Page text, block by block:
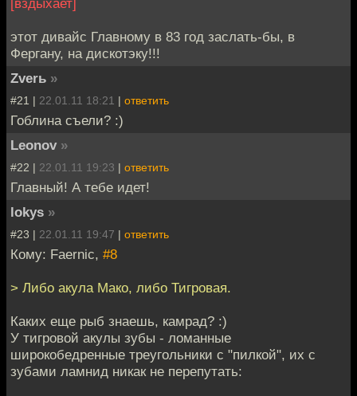
[вздыхает]
этот дивайс Главному в 83 год заслать-бы, в
Фергану, на дискотэку!!!
Zverь »
#21 | 22.01.11 18:21 | ответить
Гоблина съели? :)
Leonov »
#22 | 22.01.11 19:23 | ответить
Главный! А тебе идет!
lokys »
#23 | 22.01.11 19:47 | ответить
Кому: Faernic, #8
> Либо акула Мако, либо Тигровая.
Каких еще рыб знаешь, камрад? :)
У тигровой акулы зубы - ломанные
широкобедренные треугольники с "пилкой", их с
зубами ламнид никак не перепутать: